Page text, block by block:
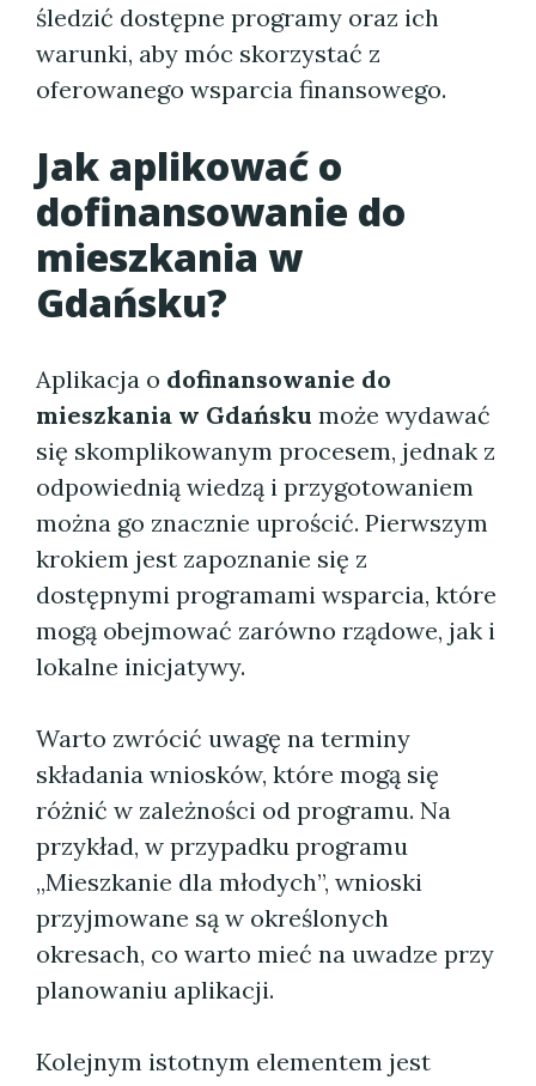
śledzić dostępne programy oraz ich
warunki, aby móc skorzystać z
oferowanego wsparcia finansowego.
Jak aplikować o
dofinansowanie do
mieszkania w
Gdańsku?
Aplikacja o dofinansowanie do
mieszkania w Gdańsku może wydawać
się skomplikowanym procesem, jednak z
odpowiednią wiedzą i przygotowaniem
można go znacznie uprościć. Pierwszym
krokiem jest zapoznanie się z
dostępnymi programami wsparcia, które
mogą obejmować zarówno rządowe, jak i
lokalne inicjatywy.
Warto zwrócić uwagę na terminy
składania wniosków, które mogą się
różnić w zależności od programu. Na
przykład, w przypadku programu
„Mieszkanie dla młodych”, wnioski
przyjmowane są w określonych
okresach, co warto mieć na uwadze przy
planowaniu aplikacji.
Kolejnym istotnym elementem jest